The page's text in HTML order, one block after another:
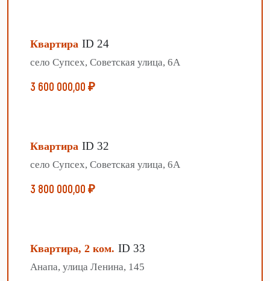
Квартира ID 24
село Супсех, Советская улица, 6А
3 600 000,00 ₽
Квартира ID 32
село Супсех, Советская улица, 6А
3 800 000,00 ₽
Квартира, 2 ком. ID 33
Анапа, улица Ленина, 145